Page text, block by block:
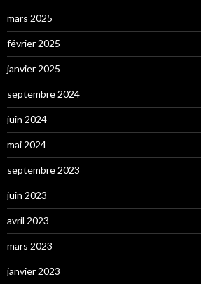
mars 2025
février 2025
janvier 2025
septembre 2024
juin 2024
mai 2024
septembre 2023
juin 2023
avril 2023
mars 2023
janvier 2023